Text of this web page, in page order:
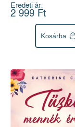
Eredeti ár:
2 999 Ft
Kosárba